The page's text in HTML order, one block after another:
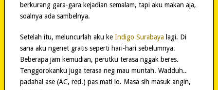
berkurang gara-gara kejadian semalam, tapi aku makan aja,
soalnya ada sambelnya.
Setelah itu, meluncurlah aku ke Indigo Surabaya lagi. Di
sana aku ngenet gratis seperti hari-hari sebelumnya.
Beberapa jam kemudian, perutku terasa nggak beres.
Tenggorokanku juga terasa neg mau muntah. Wadduh..
padahal ase (AC, red.) pas mati lo. Masa sih masuk angin,